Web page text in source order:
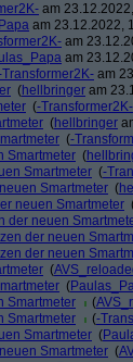
am
am 23.12.2022,
am
am
Transformer2K- am
(hellbringer am
(-Transformer2K-
(hellbringer
(-
Smartmeter (
Smartmeter (-
Smartmeter (
neuen Smartmeter
der neuen
der neuen
der neuen
(
(
Smartmeter
(
Smartmeter
(-
Smartmeter (
Smartmeter (